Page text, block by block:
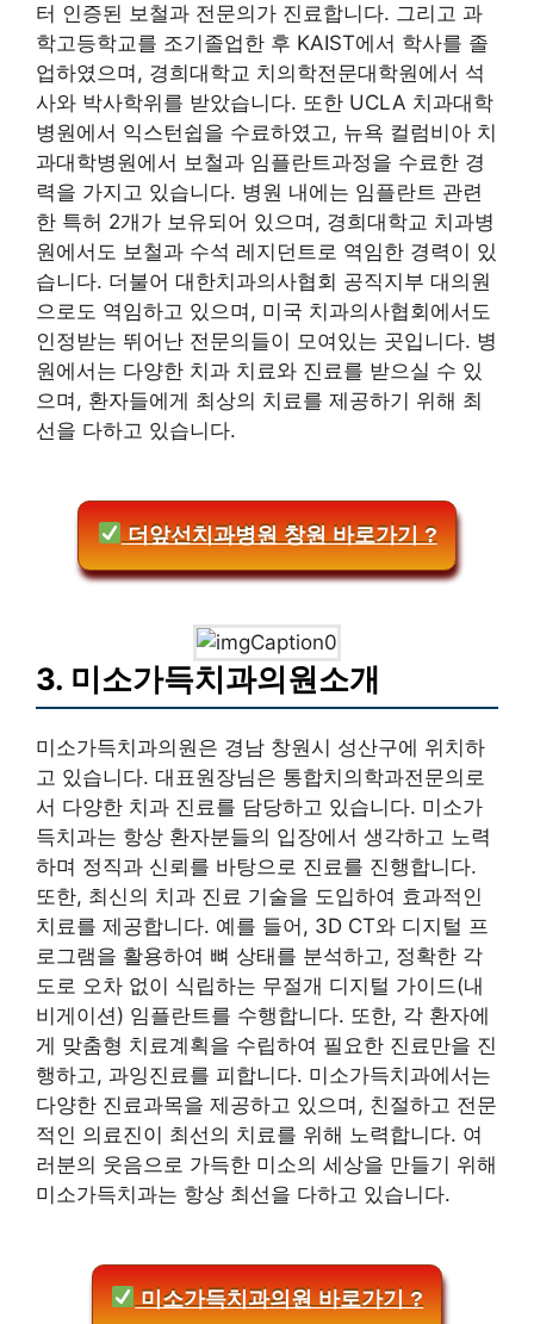
터 인증된 보철과 전문의가 진료합니다. 그리고 과
학고등학교를 조기졸업한 후 KAIST에서 학사를 졸
업하였으며, 경희대학교 치의학전문대학원에서 석
사와 박사학위를 받았습니다. 또한 UCLA 치과대학
병원에서 익스턴쉽을 수료하였고, 뉴욕 컬럼비아 치
과대학병원에서 보철과 임플란트과정을 수료한 경
력을 가지고 있습니다. 병원 내에는 임플란트 관련
한 특허 2개가 보유되어 있으며, 경희대학교 치과병
원에서도 보철과 수석 레지던트로 역임한 경력이 있
습니다. 더불어 대한치과의사협회 공직지부 대의원
으로도 역임하고 있으며, 미국 치과의사협회에서도
인정받는 뛰어난 전문의들이 모여있는 곳입니다. 병
원에서는 다양한 치과 치료와 진료를 받으실 수 있
으며, 환자들에게 최상의 치료를 제공하기 위해 최
선을 다하고 있습니다.
더앞선치과병원 창원 바로가기 ?
3. 미소가득치과의원소개
미소가득치과의원은 경남 창원시 성산구에 위치하
고 있습니다. 대표원장님은 통합치의학과전문의로
서 다양한 치과 진료를 담당하고 있습니다. 미소가
득치과는 항상 환자분들의 입장에서 생각하고 노력
하며 정직과 신뢰를 바탕으로 진료를 진행합니다.
또한, 최신의 치과 진료 기술을 도입하여 효과적인
치료를 제공합니다. 예를 들어, 3D CT와 디지털 프
로그램을 활용하여 뼈 상태를 분석하고, 정확한 각
도로 오차 없이 식립하는 무절개 디지털 가이드(내
비게이션) 임플란트를 수행합니다. 또한, 각 환자에
게 맞춤형 치료계획을 수립하여 필요한 진료만을 진
행하고, 과잉진료를 피합니다. 미소가득치과에서는
다양한 진료과목을 제공하고 있으며, 친절하고 전문
적인 의료진이 최선의 치료를 위해 노력합니다. 여
러분의 웃음으로 가득한 미소의 세상을 만들기 위해
미소가득치과는 항상 최선을 다하고 있습니다.
미소가득치과의원 바로가기 ?